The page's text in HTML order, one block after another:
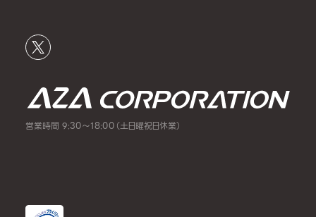
営業時間 9:30～18:00（土日曜祝日休業）